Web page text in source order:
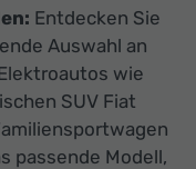
Entdecken Sie
Auswahl an
wie
SUV Fiat
passende Modell,